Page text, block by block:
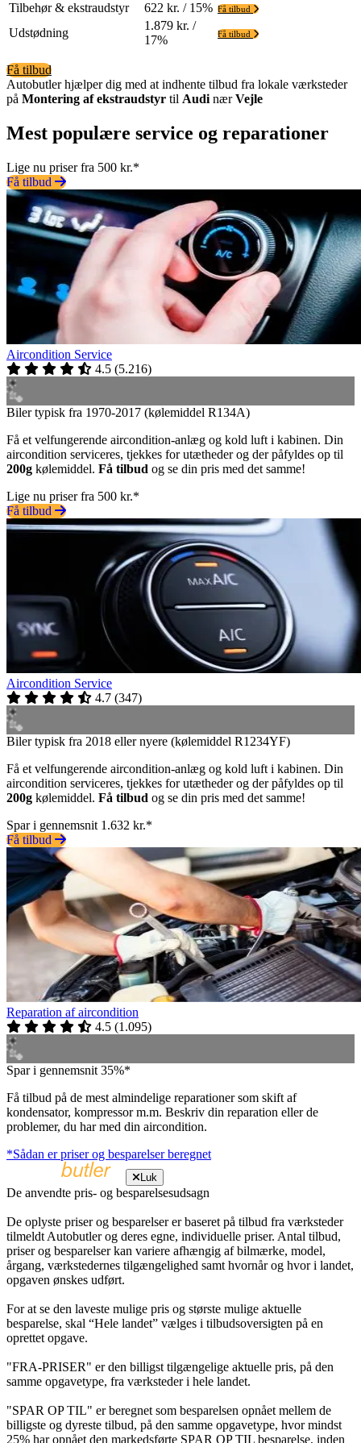
Tilbehør & ekstraudstyr 622 kr. / 15% Få tilbud
Udstødning
1.879 kr. /
17%
Få tilbud
Få tilbud
Autobutler hjælper dig med at indhente tilbud fra lokale værksteder
på Montering af ekstraudstyr til AudinærVejle
Mest populære service og reparationer
Lige nu priser fra 500 kr.*
Få tilbud
Aircondition Service
4.5 (5.216)
Biler typisk fra 1970-2017 (kølemiddel R134A)
Få et velfungerende aircondition-anlæg og kold luft i kabinen. Din
aircondition serviceres, tjekkes for utætheder og der påfyldes op til
200g kølemiddel. Få tilbud og se din pris med det samme!
Lige nu priser fra 500 kr.*
Få tilbud
Aircondition Service
4.7 (347)
Biler typisk fra 2018 eller nyere (kølemiddel R1234YF)
Få et velfungerende aircondition-anlæg og kold luft i kabinen. Din
aircondition serviceres, tjekkes for utætheder og der påfyldes op til
200g kølemiddel. Få tilbud og se din pris med det samme!
Spar i gennemsnit 1.632 kr.*
Få tilbud
Reparation af aircondition
4.5 (1.095)
Spar i gennemsnit 35%*
Få tilbud på de mest almindelige reparationer som skift af
kondensator, kompressor m.m. Beskriv din reparation eller de
problemer, du har med din aircondition.
*Sådan er priser og besparelser beregnet
Luk
De anvendte pris- og besparelsesudsagn
De oplyste priser og besparelser er baseret på tilbud fra værksteder
tilmeldt Autobutler og deres egne, individuelle priser. Antal tilbud,
priser og besparelser kan variere afhængig af bilmærke, model,
årgang, værkstedernes tilgængelighed samt hvornår og hvor i landet,
opgaven ønskes udført.
For at se den laveste mulige pris og største mulige aktuelle
besparelse, skal “Hele landet” vælges i tilbudsoversigten på en
oprettet opgave.
"FRA-PRISER" er den billigst tilgængelige aktuelle pris, på den
samme opgavetype, fra værksteder i hele landet.
"SPAR OP TIL" er beregnet som besparelsen opnået mellem de
billigste og dyreste tilbud, på den samme opgavetype, hvor mindst
25% har opnået den markedsførte SPAR OP TIL besparelse, inden